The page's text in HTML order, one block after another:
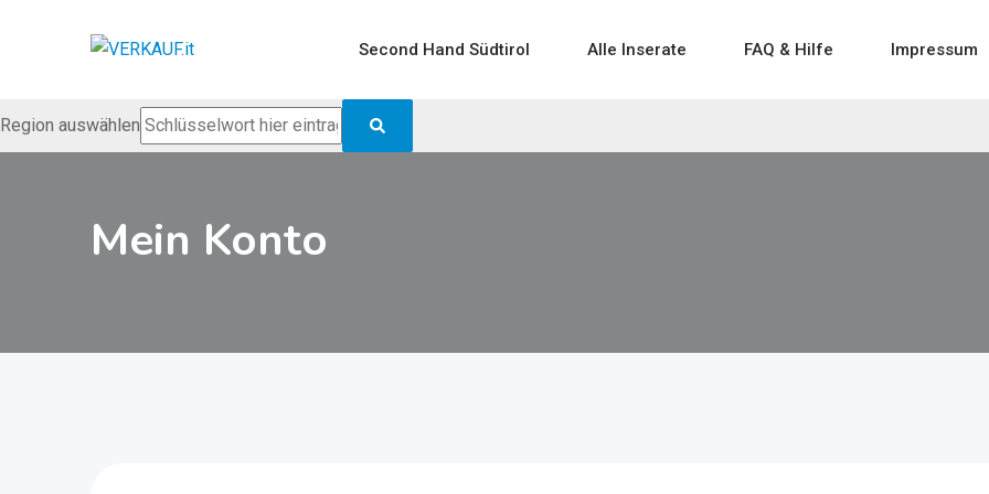
Second Hand Südtirol Alle Inserate FAQ & Hilfe Impressum
Region auswählen
Mein Konto